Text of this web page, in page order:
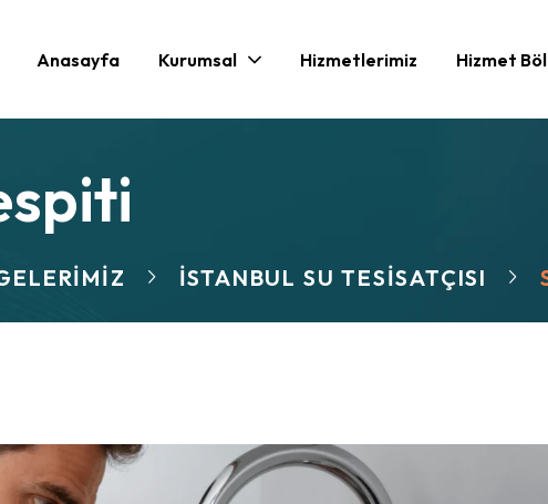
Anasayfa Kurumsal Hizmetlerimiz Hizmet
İSTANBUL SU TESISATÇISI